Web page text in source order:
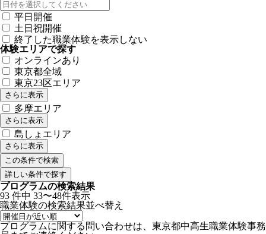
平日開催
土日祝開催
終了した職業体験を表示しない
体験エリアで探す
オンラインあり
東京都全域
東京23区エリア
さらに表示
多摩エリア
さらに表示
島しょエリア
さらに表示
詳しい条件で探す
プログラムの検索結果
93 件中 33〜48件表示
職業体験の検索結果並べ替え
プログラムに関する問い合わせは、東京都中高生職業体験事務